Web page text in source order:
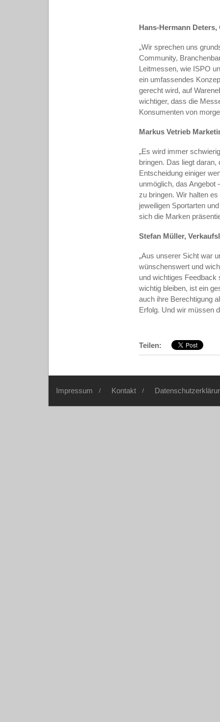
Hans-Hermann
„Wir sprechen uns
Community,
Leitmessen, wie ISPO
ein umfassendes
gerecht wird, auf
wichtiger, dass die
Konsumenten von
Markus Vetrieb
„Es wird immer
bringen. Das liegt
Entscheidung einiger
unmöglich, das Angebot
zu bringen. Wir halten
jeweiligen Sportarten
sich die Marken
Stefan Müller,
„Aus unserer Sicht war
wünschenswert und
und wichtiges
wichtig bleiben, ist ein
auch ihre Berechtigung
Erfolg. Und wir müssen
Teilen:
Impressum Kontakt